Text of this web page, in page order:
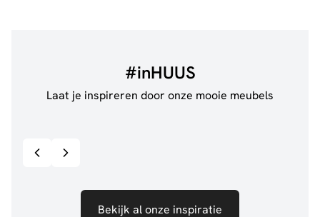
#inHUUS
Laat je inspireren door onze mooie meubels
Bekijk al onze inspiratie